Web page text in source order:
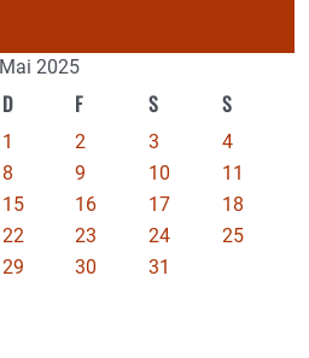
Mai 2025
D F S S
1 2 3
4
8 9 10
11
15 16 17
18
22 23 24
25
29 30
31